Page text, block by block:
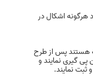
اشکال در
هستند پس از طرح
گیری نمایند و
نمایند.